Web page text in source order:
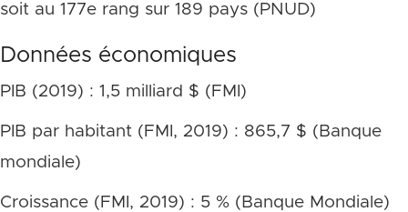
soit au 177e rang sur 189 pays (PNUD)
Données économiques
PIB (2019) : 1,5 milliard $ (FMI)
PIB par habitant (FMI, 2019) : 865,7 $ (Banque
mondiale)
Croissance (FMI, 2019) : 5 % (Banque Mondiale)